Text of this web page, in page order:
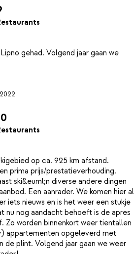
gehad. Volgend jaar gaan we
op ca. 925 km afstand.
prima prijs/prestatieverhouding.
ski&euml;n diverse andere dingen
Een aanrader. We komen hier al
iets nieuws en is het weer een stukje
nu nog aandacht behoeft is de apres
Zo worden binnenkort weer tientallen
appartementen opgeleverd met
de plint. Volgend jaar gaan we weer